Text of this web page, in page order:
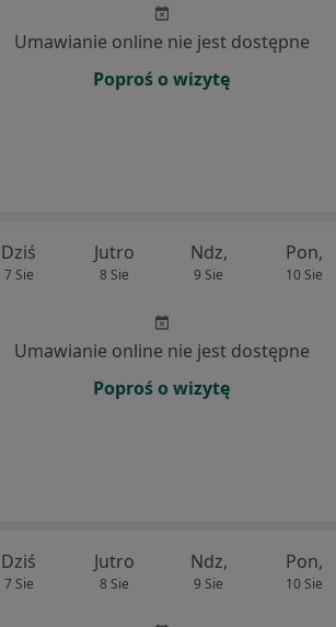
Umawianie online nie jest dostępne
Poproś o wizytę
Dziś
7 Sie
Jutro
8 Sie
Ndz,
9 Sie
Pon,
10 Sie
Umawianie online nie jest dostępne
Poproś o wizytę
Dziś
7 Sie
Jutro
8 Sie
Ndz,
9 Sie
Pon,
10 Sie